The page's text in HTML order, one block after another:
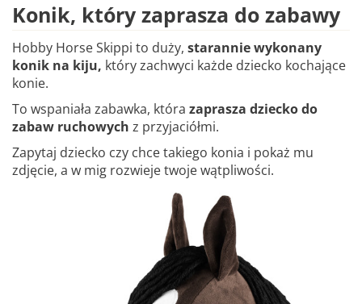
Konik, który zaprasza do zabawy
Hobby Horse Skippi to duży, starannie wykonany
konik na kiju, który zachwyci każde dziecko kochające
konie.
To wspaniała zabawka, która zaprasza dziecko do
zabaw ruchowych z przyjaciółmi.
Zapytaj dziecko czy chce takiego konia i pokaż mu
zdjęcie, a w mig rozwieje twoje wątpliwości.